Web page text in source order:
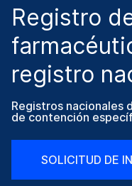
Registro
registro
Registros nacionales
de contención
SOLICITUD DE